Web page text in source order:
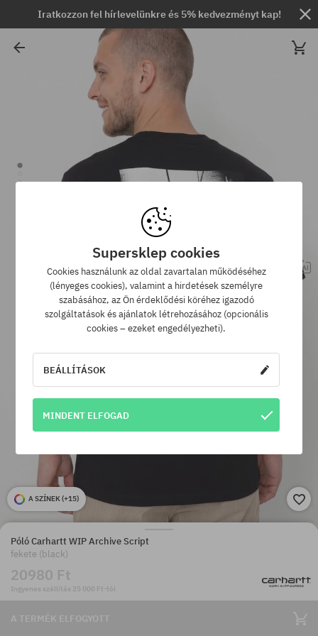
Iratkozzon fel hírlevelünkre és 5% kedvezményt kap!
A SZÍNEK (+15)
Póló Carhartt WIP Archive Script
fekete (black)
20980 Ft
Ingyenes szállítás 25 000 Ft-tól
A TERMÉK ELFOGYOTT
Supersklep cookies
Cookies használunk az oldal zavartalan működéséhez
(lényeges cookies), valamint a hirdetések személyre
szabásához, az Ön érdeklődési köréhez igazodó
szolgáltatások és ajánlatok létrehozásához (opcionális
cookies – ezeket engedélyezheti).
BEÁLLÍTÁSOK
MINDENT ELFOGAD